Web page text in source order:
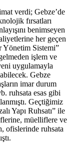
verdi; Gebze’de
fırsatları
benimseyen
her geçen
Yönetim Sistemi”
işlem ve
uygulamayla
Gebze
imar durum
ruhsata esas gibi
Geçtiğimiz
Yapı Ruhsatı” ile
müelliflere ve
ofislerinde ruhsata